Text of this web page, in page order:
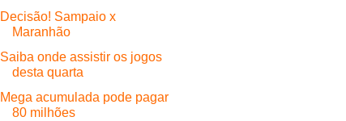
Decisão! Sampaio x
Maranhão
Saiba onde assistir os jogos
desta quarta
Mega acumulada pode pagar
80 milhões